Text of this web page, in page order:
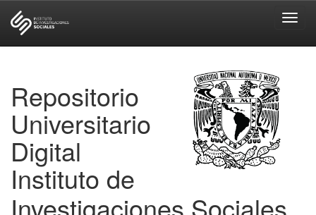
Repositorio
Universitario
Digital
Instituto de
Investigaciones Sociales